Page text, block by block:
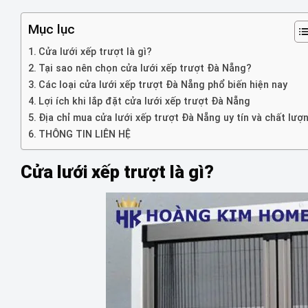
Mục lục
Cửa lưới xếp trượt là gì?
Tại sao nên chọn cửa lưới xếp trượt Đà Nẵng?
Các loại cửa lưới xếp trượt Đà Nẵng phổ biến hiện nay
Lợi ích khi lắp đặt cửa lưới xếp trượt Đà Nẵng
Địa chỉ mua cửa lưới xếp trượt Đà Nẵng uy tín và chất
THÔNG TIN LIÊN HỆ
Cửa lưới xếp trượt là gì?